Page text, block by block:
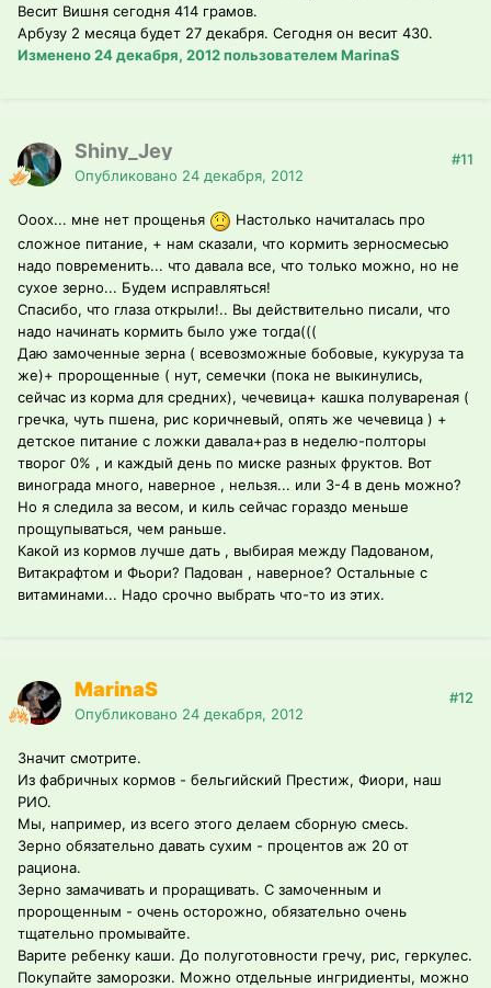
Весит Вишня сегодня 414 грамов.
Арбузу 2 месяца будет 27 декабря. Сегодня он весит 430.
Изменено24 декабря, 2012пользователем MarinaS
Shiny_Jey
Опубликовано 24 декабря, 2012
#11
Ооох... мне нет прощенья
Настолько начиталась про
сложное питание, + нам сказали, что кормить зерносмесью
надо повременить... что давала все, что только можно, но не
сухое зерно... Будем исправляться!
Спасибо, что глаза открыли!.. Вы действительно писали, что
надо начинать кормить было уже тогда(((
Даю замоченные зерна ( всевозможные бобовые, кукуруза та
же)+ пророщенные ( нут, семечки (пока не выкинулись,
сейчас из корма для средних), чечевица+ кашка полувареная (
гречка, чуть пшена, рис коричневый, опять же чечевица ) +
детское питание с ложки давала+раз в неделю-полторы
творог 0% , и каждый день по миске разных фруктов. Вот
винограда много, наверное , нельзя... или 3-4 в день можно?
Но я следила за весом, и киль сейчас гораздо меньше
прощупываться, чем раньше.
Какой из кормов лучше дать , выбирая между Падованом,
Витакрафтом и Фьори? Падован , наверное? Остальные с
витаминами... Надо срочно выбрать что-то из этих.
MarinaS
Опубликовано 24 декабря, 2012
#12
Значит смотрите.
Из фабричных кормов - бельгийский Престиж, Фиори, наш
РИО.
Мы, например, из всего этого делаем сборную смесь.
Зерно обязательно давать сухим - процентов аж 20 от
рациона.
Зерно замачивать и проращивать. С замоченным и
пророщенным - очень осторожно, обязательно очень
тщательно промывайте.
Варите ребенку каши. До полуготовности гречу, рис, геркулес.
Покупайте заморозки. Можно отдельные ингридиенты, можно